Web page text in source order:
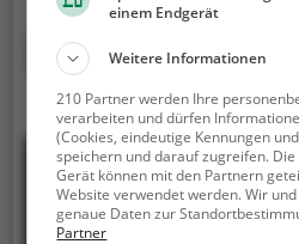
einem Strandtuch die Sonne
Badestrand Dietringen
immer daran, dich
schützen.
Mehr erfahren
einem Endgerät
Weitere Informationen
210 Partner werden Ihre
verarbeiten und dürfen
(Cookies, eindeutige Kennungen
speichern und darauf zugreifen.
Gerät können mit den Partnern
Website verwendet werden. Wir
genaue Daten zur
Partner